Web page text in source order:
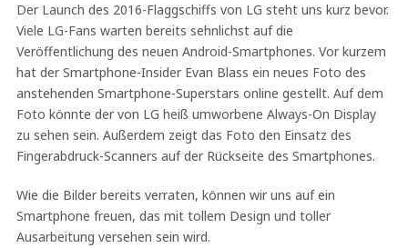
Der Launch des 2016-Flaggschiffs von LG steht uns kurz bevor.
Viele LG-Fans warten bereits sehnlichst auf die
Veröffentlichung des neuen Android-Smartphones. Vor kurzem
hat der Smartphone-Insider Evan Blass ein neues Foto des
anstehenden Smartphone-Superstars online gestellt. Auf dem
Foto könnte der von LG heiß umworbene Always-On Display
zu sehen sein. Außerdem zeigt das Foto den Einsatz des
Fingerabdruck-Scanners auf der Rückseite des Smartphones.
Wie die Bilder bereits verraten, können wir uns auf ein
Smartphone freuen, das mit tollem Design und toller
Ausarbeitung versehen sein wird.